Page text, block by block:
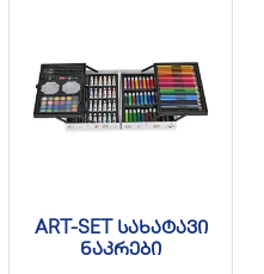
ART-SET სახატავი
ნაკრები